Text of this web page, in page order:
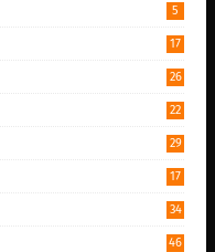
5
17
26
22
29
17
34
46